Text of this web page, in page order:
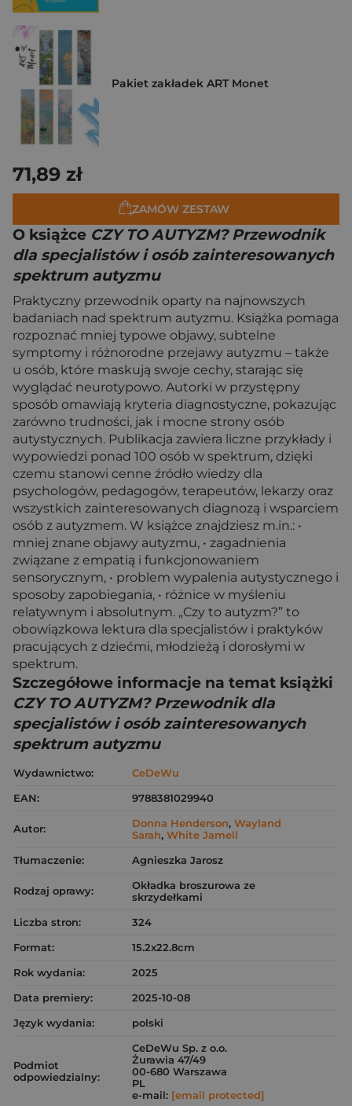
Pakiet zakładek ART Monet
71,89 zł
ZAMÓW ZESTAW
O książce CZY TO AUTYZM? Przewodnik
dla specjalistów i osób zainteresowanych
spektrum autyzmu
Praktyczny przewodnik oparty na najnowszych
badaniach nad spektrum autyzmu. Książka pomaga
rozpoznać mniej typowe objawy, subtelne
symptomy i różnorodne przejawy autyzmu – także
u osób, które maskują swoje cechy, starając się
wyglądać neurotypowo. Autorki w przystępny
sposób omawiają kryteria diagnostyczne, pokazując
zarówno trudności, jak i mocne strony osób
autystycznych. Publikacja zawiera liczne przykłady i
wypowiedzi ponad 100 osób w spektrum, dzięki
czemu stanowi cenne źródło wiedzy dla
psychologów, pedagogów, terapeutów, lekarzy oraz
wszystkich zainteresowanych diagnozą i wsparciem
osób z autyzmem. W książce znajdziesz m.in.: •
mniej znane objawy autyzmu, • zagadnienia
związane z empatią i funkcjonowaniem
sensorycznym, • problem wypalenia autystycznego i
sposoby zapobiegania, • różnice w myśleniu
relatywnym i absolutnym. „Czy to autyzm?” to
obowiązkowa lektura dla specjalistów i praktyków
pracujących z dziećmi, młodzieżą i dorosłymi w
spektrum.
Szczegółowe informacje na temat książki
CZY TO AUTYZM? Przewodnik dla
specjalistów i osób zainteresowanych
spektrum autyzmu
Wydawnictwo:
CeDeWu
EAN:
9788381029940
Autor: Donna Henderson, Wayland
Sarah, White Jamell
Tłumaczenie:
Agnieszka Jarosz
Rodzaj oprawy:
Okładka broszurowa ze
skrzydełkami
Liczba stron:
324
Format:
15.2x22.8cm
Rok wydania:
2025
Data premiery:
2025-10-08
Język wydania:
polski
Podmiot
odpowiedzialny:
CeDeWu Sp. z o.o.
Żurawia 47/49
00-680 Warszawa
PL
e-mail: [email protected]